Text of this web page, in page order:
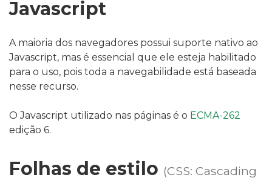
Javascript
A maioria dos navegadores possui suporte nativo ao
Javascript, mas é essencial que ele esteja habilitado
para o uso, pois toda a navegabilidade está baseada
nesse recurso.
O Javascript utilizado nas páginas é o ECMA-262
edição 6.
Folhas de estilo (CSS: Cascading